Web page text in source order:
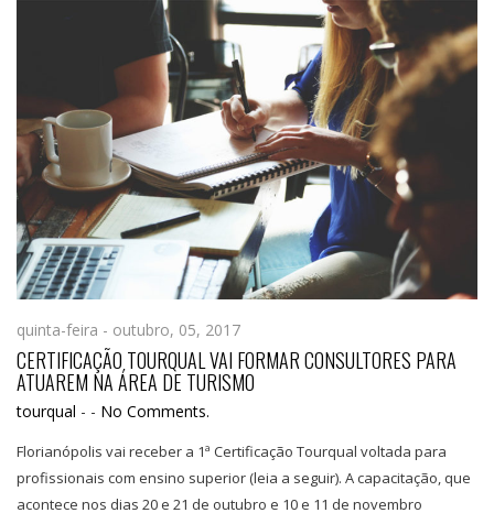
quinta-feira - outubro, 05, 2017
CERTIFICAÇÃO TOURQUAL VAI FORMAR CONSULTORES PARA
ATUAREM NA ÁREA DE TURISMO
tourqual - - No Comments.
Florianópolis vai receber a 1ª Certificação Tourqual voltada para
profissionais com ensino superior (leia a seguir). A capacitação, que
acontece nos dias 20 e 21 de outubro e 10 e 11 de novembro